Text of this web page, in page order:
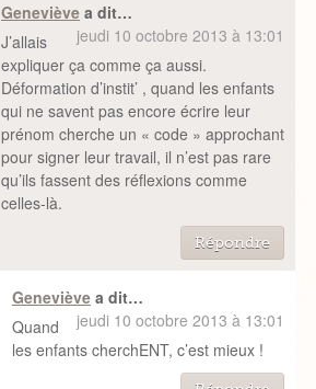
Genevièvea dit…
jeudi 10 octobre 2013 à 13:01
J’allais
expliquer ça comme ça aussi.
Déformation d’instit’ , quand les enfants
qui ne savent pas encore écrire leur
prénom cherche un « code » approchant
pour signer leur travail, il n’est pas rare
qu’ils fassent des réflexions comme
celles-là.
Répondre
Genevièvea dit…
jeudi 10 octobre 2013 à 13:01
Quand
les enfants cherchENT, c’est mieux !